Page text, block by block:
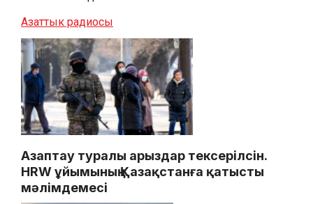
Азаттык радиосы
Азаптау туралы арыздар тексерілсін.
HRW ұйымының Қазақстанға қатысты
мәлімдемесі